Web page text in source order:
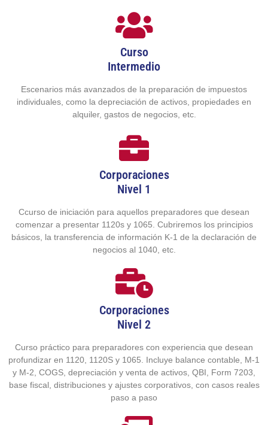
Curso
Intermedio
Escenarios más avanzados de la preparación de impuestos
individuales, como la depreciación de activos, propiedades en
alquiler, gastos de negocios, etc.
Corporaciones
Nivel 1
Ccurso de iniciación para aquellos preparadores que desean
comenzar a presentar 1120s y 1065. Cubriremos los principios
básicos, la transferencia de información K-1 de la declaración de
negocios al 1040, etc.
Corporaciones
Nivel 2
Curso práctico para preparadores con experiencia que desean
profundizar en 1120, 1120S y 1065. Incluye balance contable, M-1
y M-2, COGS, depreciación y venta de activos, QBI, Form 7203,
base fiscal, distribuciones y ajustes corporativos, con casos reales
paso a paso